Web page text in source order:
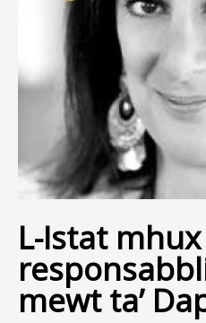
L-Istat mhux
mewt ta’